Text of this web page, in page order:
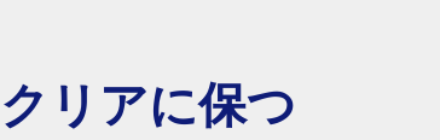
リアに保つ